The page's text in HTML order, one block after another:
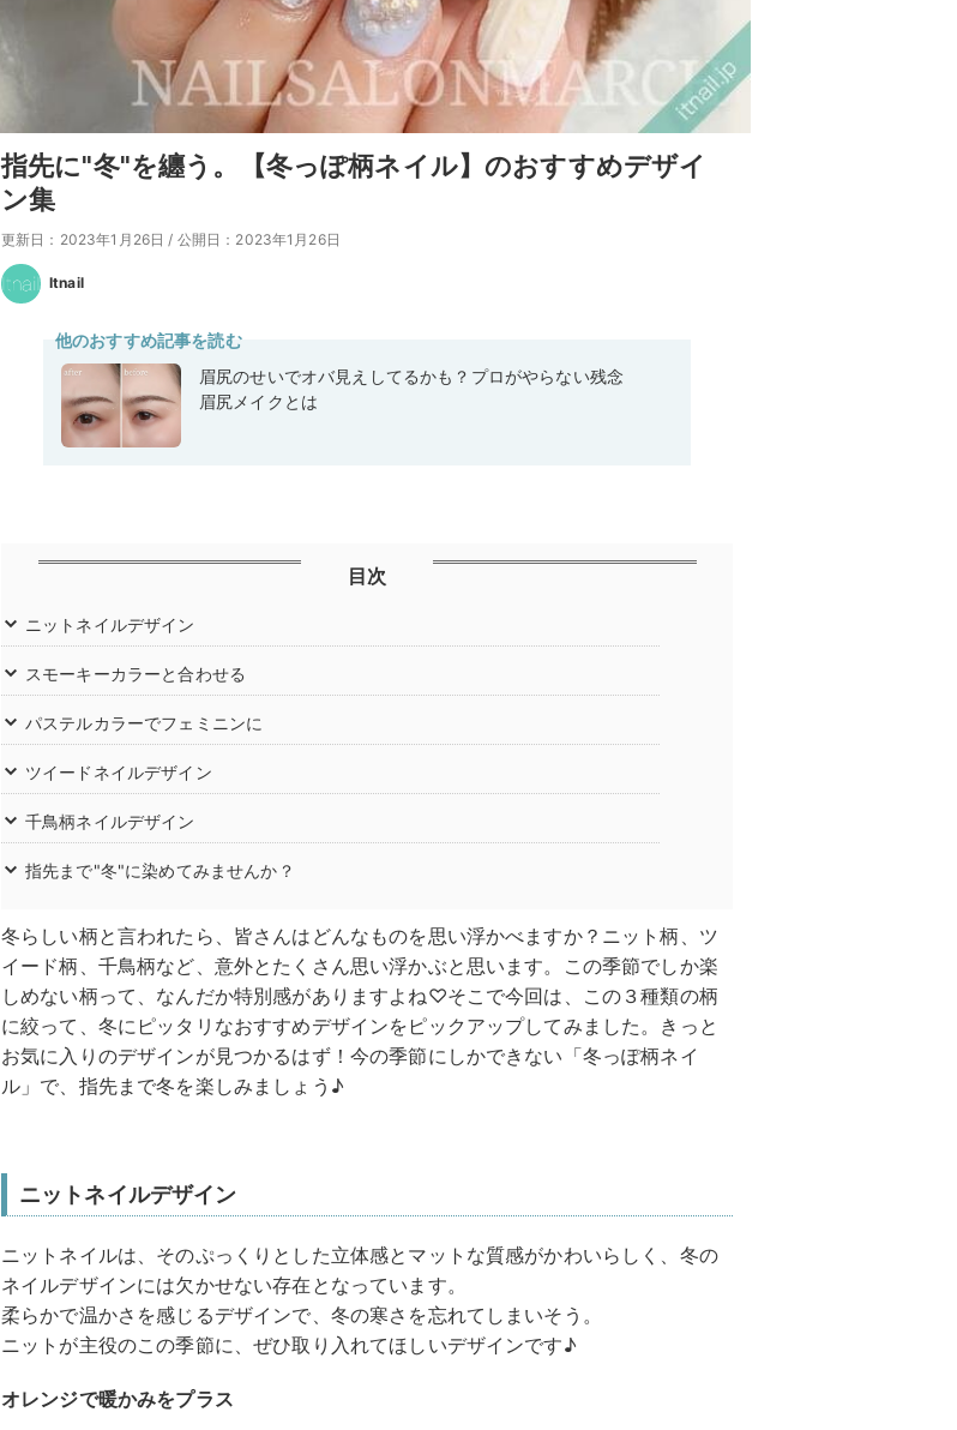
指先に"冬"を纏う。【冬っぽ柄ネイル】のおすすめデザイ
ン集
更新日：2023年1月26日 / 公開日：2023年1月26日
Itnail
他のおすすめ記事を読む
眉尻のせいでオバ見えしてるかも？プロがやらない残念
眉尻メイクとは
目次
ニットネイルデザイン
スモーキーカラーと合わせる
パステルカラーでフェミニンに
ツイードネイルデザイン
千鳥柄ネイルデザイン
指先まで"冬"に染めてみませんか？
冬らしい柄と言われたら、皆さんはどんなものを思い浮かべますか？ニット柄、ツ
イード柄、千鳥柄など、意外とたくさん思い浮かぶと思います。この季節でしか楽
しめない柄って、なんだか特別感がありますよね♡そこで今回は、この３種類の柄
に絞って、冬にピッタリなおすすめデザインをピックアップしてみました。きっと
お気に入りのデザインが見つかるはず！今の季節にしかできない「冬っぽ柄ネイ
ル」で、指先まで冬を楽しみましょう♪
ニットネイルデザイン
ニットネイルは、そのぷっくりとした立体感とマットな質感がかわいらしく、冬の
ネイルデザインには欠かせない存在となっています。
柔らかで温かさを感じるデザインで、冬の寒さを忘れてしまいそう。
ニットが主役のこの季節に、ぜひ取り入れてほしいデザインです♪
オレンジで暖かみをプラス